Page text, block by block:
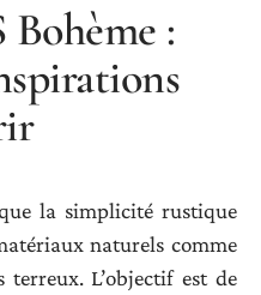
:
la simplicité rustique
naturels comme
L’objectif est de